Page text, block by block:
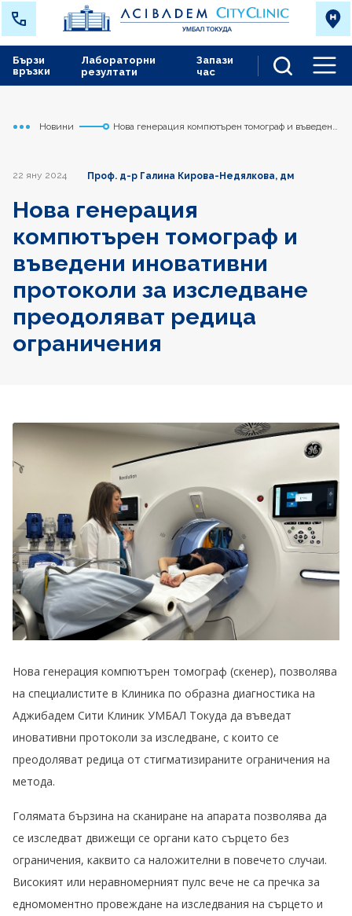
Лабораторни
резултати
Запази
час
Бързи
връзки
Начало
Токуда
Новини
Нова генерация компютърен томограф и въведени
22 яну 2024 Проф. д-р Галина Кирова-Недялкова, дм
Нова генерация
компютърен томограф и
въведени иновативни
протоколи за изследване
преодоляват редица
ограничения
Нова генерация компютърен томограф (скенер), позволява
на специалистите в Клиника по образна диагностика на
Аджибадем Сити Клиник УМБАЛ Токуда да въведат
иновативни протоколи за изследване, с които се
преодоляват редица от стигматизираните ограничения на
метода.
Голямата бързина на сканиране на апарата позволява да
се изследват движещи се органи като сърцето без
ограничения, каквито са наложителни в повечето случаи.
Високият или неравномерният пулс вече не са пречка за
едномоментно провеждане на изследвания на сърцето и